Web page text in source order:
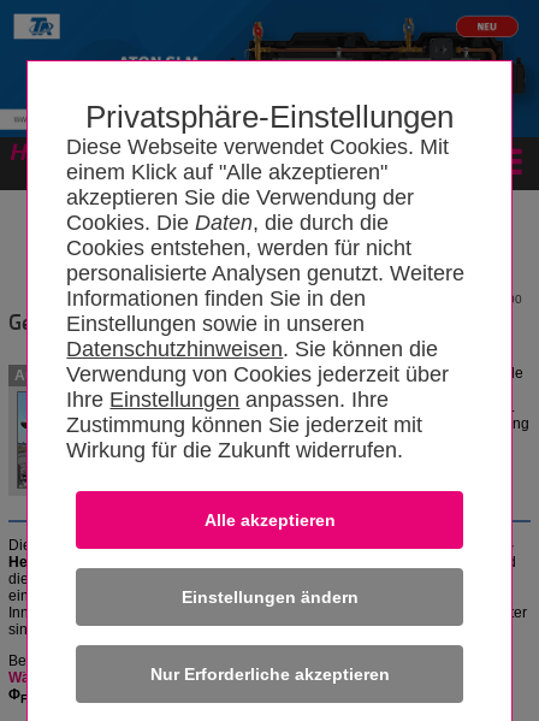
Privatsphäre-Einstellungen
Diese Webseite verwendet Cookies. Mit
einem Klick auf "Alle akzeptieren"
akzeptieren Sie die Verwendung der
Cookies. DieDaten, die durch die
Cookies entstehen, werden für nicht
personalisierte Analysen genutzt. Weitere
Informationen finden Sie in den
Einstellungen sowie in unseren
Datenschutzhinweisen. Sie können die
Verwendung von Cookies jederzeit über
Ihre Einstellungen anpassen. Ihre
Zustimmung können Sie jederzeit mit
Wirkung für die Zukunft widerrufen.
Einstellungen ändern
1300
Gebäudeheizlast
Autoren
Die Wärmeleistung, die einem Gebäude
zugeführt werden muss, wird Norm-
Heizlast genannt und dient mit der evtl.
vorhandenen zusätzliche Aufheizleistung
zur Auslegung des Wärmeerzeugers.
Die Wärmeleistung, die einemGebäudezugeführt werden muss, wird
Norm-
Heizlast
. Dabei sind
die in der
einzuhalten, damit sich die vereinbarten thermischen Norm-
Innenraumbedingungen einstellen. Die nationale Eingabedaten und Parameter
sind im
nationalen AnhangNA der DIN festgelegt.
Bei der
Wärme
) werden folgendeWärmeverlusteeines
ΦFHL,Geb